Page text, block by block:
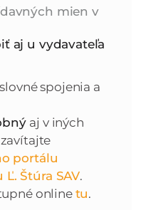
mien v
aj u vydavateľa
spojenia a
aj v iných
portálu
Štúra SAV.
online tu.